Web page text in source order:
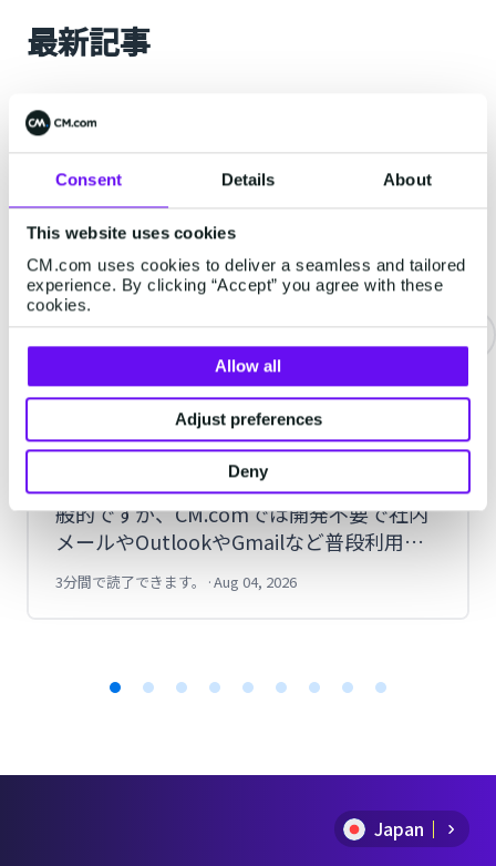
Consent Details About
This website uses cookies
CM.com uses cookies to deliver a seamless and tailored
experience. By clicking “Accept” you agree with these
cookies.
Allow all
Adjust preferences
Deny
最新記事
RCS
企業がRCSをメールソフトから送信す
る方法とは？実際にOutlookで送信し
てみた手順を紹介
RCSはAPIや管理画面から送信する方法が一
般的ですが、CM.comでは開発不要で社内
メールやOutlookやGmailなど普段利用し
ているメールソフトやPORTERSなどのメ
ール送信システムからも送信できます。今
3分間で読了できます。 ·Aug 04, 2026
Japan